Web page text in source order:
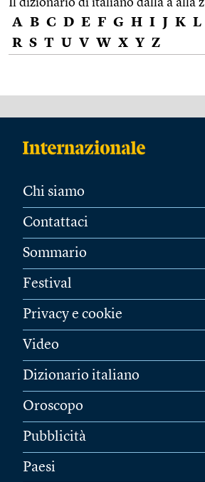
A B C D E F G H I J K L
R S T U V W X Y Z
Chi siamo
Contattaci
Sommario
Festival
Privacy e cookie
Video
Dizionario italiano
Oroscopo
Pubblicità
Paesi